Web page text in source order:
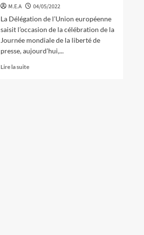
M.E.A
04/05/2022
La Délégation de l’Union européenne
saisit l’occasion de la célébration de la
Journée mondiale de la liberté de
presse, aujourd’hui,...
Lire la suite